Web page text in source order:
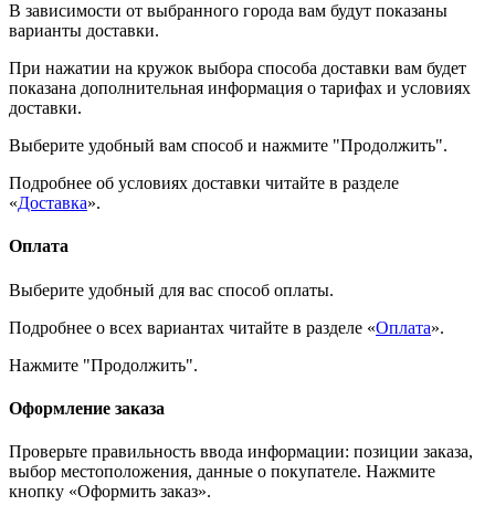
В зависимости от выбранного города вам будут показаны
варианты доставки.
При нажатии на кружок выбора способа доставки вам будет
показана дополнительная информация о тарифах и условиях
доставки.
Выберите удобный вам способ и нажмите "Продолжить".
Подробнее об условиях доставки читайте в разделе
«Доставка».
Оплата
Выберите удобный для вас способ оплаты.
Подробнее о всех вариантах читайте в разделе «Оплата».
Нажмите "Продолжить".
Оформление заказа
Проверьте правильность ввода информации: позиции заказа,
выбор местоположения, данные о покупателе. Нажмите
кнопку «Оформить заказ».